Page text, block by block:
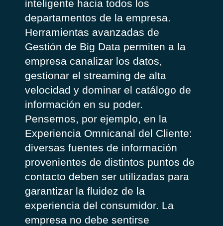
inteligente hacia todos los
departamentos de la empresa.
Herramientas avanzadas de
Gestión de Big Data permiten a la
empresa canalizar los datos,
gestionar el streaming de alta
velocidad y dominar el catálogo de
información en su poder.
Pensemos, por ejemplo, en la
Experiencia Omnicanal del Cliente:
diversas fuentes de información
provenientes de distintos puntos de
contacto deben ser utilizadas para
garantizar la fluidez de la
experiencia del consumidor. La
empresa no debe sentirse